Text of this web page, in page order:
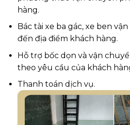
hàng.
Bác tài xe ba gác, xe ben
đến địa điểm khách hàng.
Hỗ trợ bốc dọn và vận
theo yêu cầu của khách
Thanh toán dịch vụ.